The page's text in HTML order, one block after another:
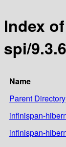
Index
spi/
Name
Parent Directory
infinispan-
infinispan-